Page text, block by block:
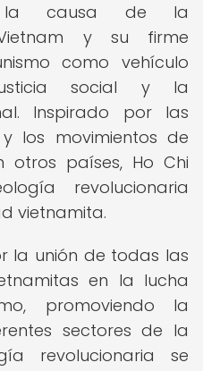
la causa de la
y su firme
como vehículo
social y la
Inspirado por las
los movimientos de
otros países, Ho Chi
revolucionaria
vietnamita.
la unión de todas las
en la lucha
promoviendo la
sectores de la
revolucionaria se